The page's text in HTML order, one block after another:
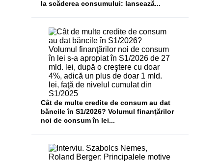
la scăderea consumului: lansează...
Cât de multe credite de consum au dat
băncile în S1/2026? Volumul finanţărilor
noi de consum în lei...